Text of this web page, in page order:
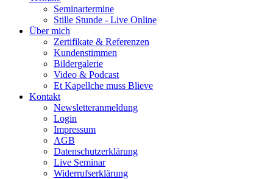
Seminartermine
Stille Stunde - Live Online
Über mich
Zertifikate & Referenzen
Kundenstimmen
Bildergalerie
Video & Podcast
Et Kapellche muss Blieve
Kontakt
Newsletteranmeldung
Login
Impressum
AGB
Datenschutzerklärung
Live Seminar
Widerrufserklärung